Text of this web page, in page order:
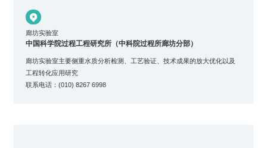

廊坊实验室
中国科学院过程工程研究所（中科院过程所廊坊分部）
廊坊实验室主要侧重水质分析检测、工艺验证、技术成果的放大优化以及
工程转化应用研究
联系电话：(010) 8267 6998